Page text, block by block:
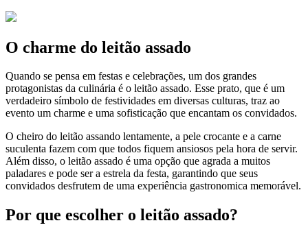
O charme do leitão assado
Quando se pensa em festas e celebrações, um dos grandes
protagonistas da culinária é o leitão assado. Esse prato, que é um
verdadeiro símbolo de festividades em diversas culturas, traz ao
evento um charme e uma sofisticação que encantam os convidados.
O cheiro do leitão assando lentamente, a pele crocante e a carne
suculenta fazem com que todos fiquem ansiosos pela hora de servir.
Além disso, o leitão assado é uma opção que agrada a muitos
paladares e pode ser a estrela da festa, garantindo que seus
convidados desfrutem de uma experiência gastronomica memorável.
Por que escolher o leitão assado?